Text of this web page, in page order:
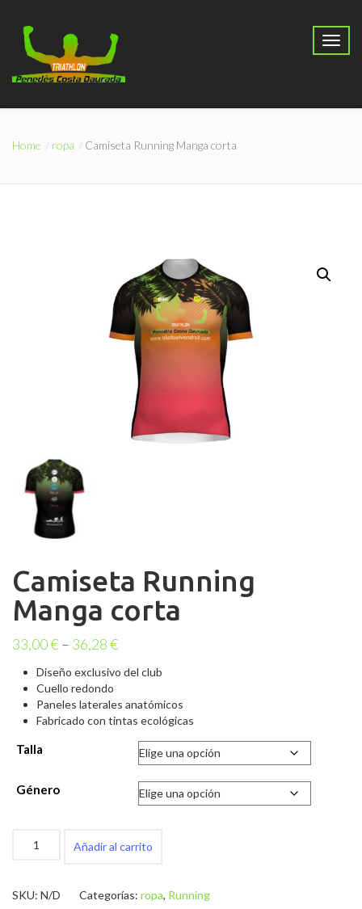
Home ropa Camiseta Running Manga corta
Camiseta Running
Manga corta
33,00€– 36,28€
Diseño exclusivo del club
Cuello redondo
Paneles laterales anatómicos
Fabricado con tintas ecológicas
Talla
Género
Running
cantidad
Añadir al carrito
SKU: N/D Categorías: ropa, Running